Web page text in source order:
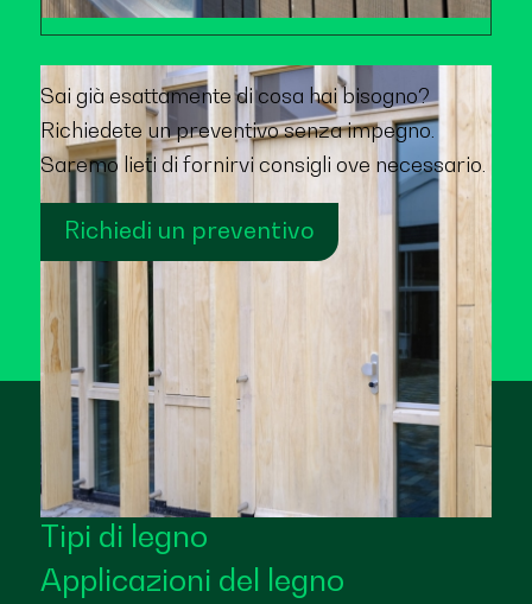
Sai già esattamente di cosa hai bisogno?
Richiedete un preventivo senza impegno.
Saremo lieti di fornirvi consigli ove necessario.
Richiedi un preventivo
Tipi di legno
Applicazioni del legno